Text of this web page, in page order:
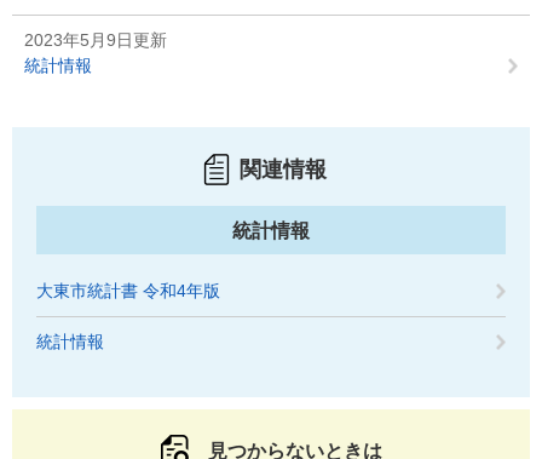
2023年5月9日更新
統計情報
関連情報
統計情報
大東市統計書 令和4年版
統計情報
見つからないときは